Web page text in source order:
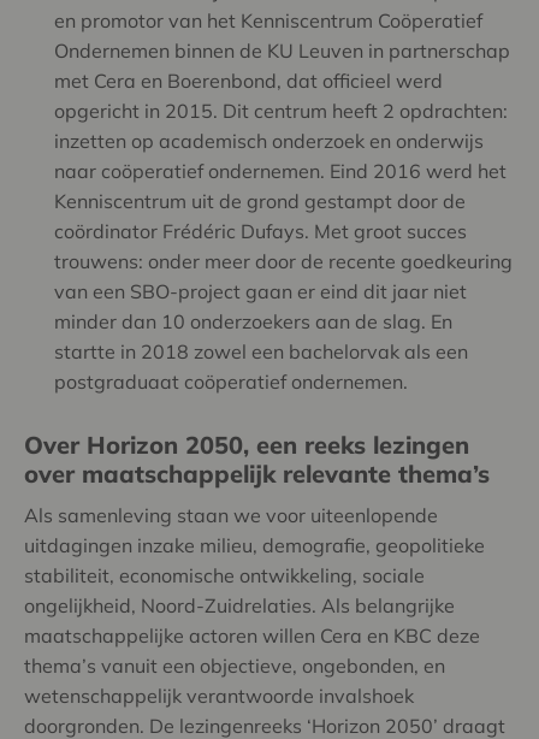
en promotor van het Kenniscentrum Coöperatief
Ondernemen binnen de KU Leuven in partnerschap
met Cera en Boerenbond, dat officieel werd
opgericht in 2015. Dit centrum heeft 2 opdrachten:
inzetten op academisch onderzoek en onderwijs
naar coöperatief ondernemen. Eind 2016 werd het
Kenniscentrum uit de grond gestampt door de
coördinator Frédéric Dufays. Met groot succes
trouwens: onder meer door de recente goedkeuring
van een SBO-project gaan er eind dit jaar niet
minder dan 10 onderzoekers aan de slag. En
startte in 2018 zowel een bachelorvak als een
postgraduaat coöperatief ondernemen.
Over Horizon 2050, een reeks lezingen
over maatschappelijk relevante thema’s
Als samenleving staan we voor uiteenlopende
uitdagingen inzake milieu, demografie, geopolitieke
stabiliteit, economische ontwikkeling, sociale
ongelijkheid, Noord-Zuidrelaties. Als belangrijke
maatschappelijke actoren willen Cera en KBC deze
thema’s vanuit een objectieve, ongebonden, en
wetenschappelijk verantwoorde invalshoek
doorgronden. De lezingenreeks ‘Horizon 2050’ draagt